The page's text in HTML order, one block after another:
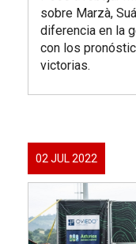
sobre Marzà,
diferencia en la
con los
victorias.
02 JUL 2022